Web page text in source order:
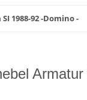
1988-92 -Domino -